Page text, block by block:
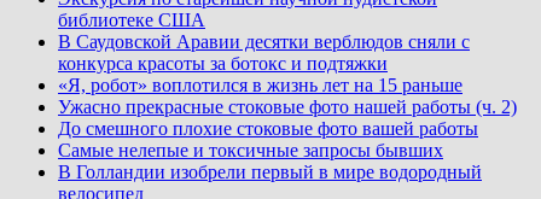
библиотеке США
В Саудовской Аравии десятки верблюдов сняли с
конкурса красоты за ботокс и подтяжки
«Я, робот» воплотился в жизнь лет на 15 раньше
Ужасно прекрасные стоковые фото нашей работы (ч. 2)
До смешного плохие стоковые фото вашей работы
Самые нелепые и токсичные запросы бывших
В Голландии изобрели первый в мире водородный
велосипед